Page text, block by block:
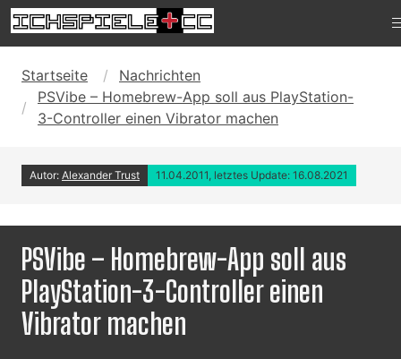
Startseite
Nachrichten
PSVibe – Homebrew-App soll aus PlayStation-
3-Controller einen Vibrator machen
Autor: Alexander Trust 11.04.2011, letztes Update: 16.08.2021
PSVibe – Homebrew-App soll aus
PlayStation-3-Controller einen
Vibrator machen